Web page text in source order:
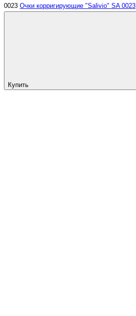
0023 Очки корригирующие "Salivio" SA 0023
Купить